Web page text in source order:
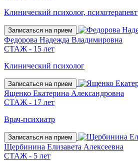
Клинический психолог, психотерапевт
Записаться на прием
Федорова Надежда Владимировна
СТАЖ - 15 лет
Клинический психолог
Записаться на прием
Ященко Екатерина Александровна
СТАЖ - 17 лет
Врач-психиатр
Записаться на прием
Щербинина Елизавета Алексеевна
СТАЖ - 5 лет